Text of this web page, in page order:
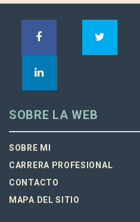
SOBRE LA WEB
SOBRE MI
CARRERA PROFESIONAL
CONTACTO
MAPA DEL SITIO